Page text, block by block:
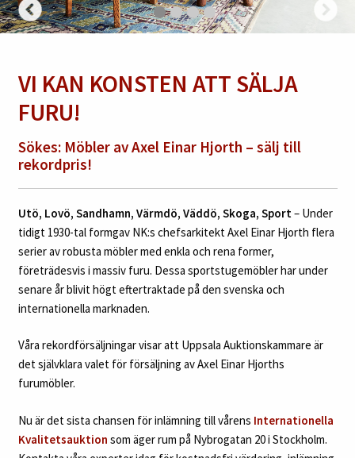
VI KAN KONSTEN ATT SÄLJA
FURU!
Sökes: Möbler av Axel Einar Hjorth – sälj till
rekordpris!
Utö, Lovö, Sandhamn, Värmdö, Väddö, Skoga, Sport – Under
tidigt 1930-tal formgav NK:s chefsarkitekt Axel Einar Hjorth flera
serier av robusta möbler med enkla och rena former,
företrädesvis i massiv furu. Dessa sportstugemöbler har under
senare år blivit högt eftertraktade på den svenska och
internationella marknaden.
Våra rekordförsäljningar visaratt Uppsala Auktionskammare är
det självklara valet för försäljning av Axel Einar Hjorths
furumöbler.
Nu är det sista chansen för inlämning till vårens Internationella
Kvalitetsauktion som äger rum på Nybrogatan 20 i Stockholm.